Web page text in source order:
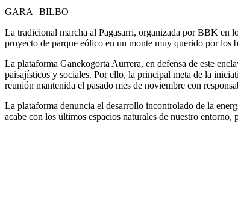
GARA | BILBO
La tradicional marcha al Pagasarri, organizada por BBK en
proyecto de parque eólico en un monte muy querido por los
La plataforma Ganekogorta Aurrera, en defensa de este
paisajísticos y sociales. Por ello, la principal meta de la
reunión mantenida el pasado mes de noviembre con
La plataforma denuncia el desarrollo incontrolado de la
acabe con los últimos espacios naturales de nuestro